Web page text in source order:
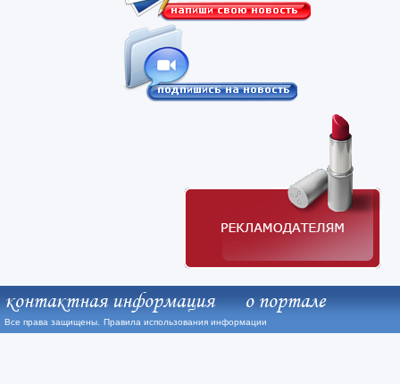
контактная информация о портале
Все права защищены. Правила использования информации